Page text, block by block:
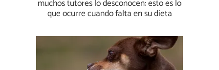
muchos tutores lo desconocen: esto es lo
que ocurre cuando falta en su dieta